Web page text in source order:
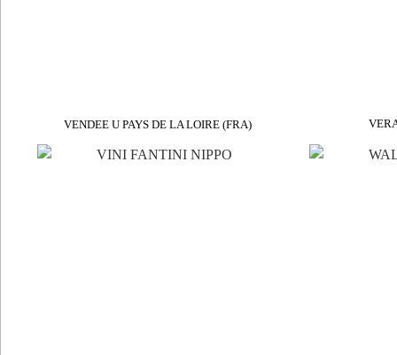
VENDEE U PAYS DE LA LOIRE (FRA)